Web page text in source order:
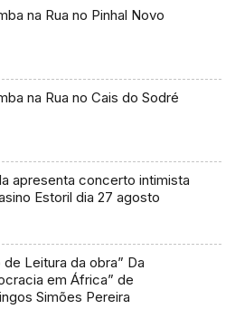
na Rua no Pinhal Novo
na Rua no Cais do Sodré
apresenta concerto intimista
Estoril dia 27 agosto
de Leitura da obra” Da
em África” de
Simões Pereira